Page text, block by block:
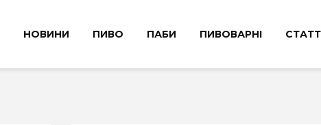
НОВИНИ ПИВО ПАБИ ПИВОВАРНІ